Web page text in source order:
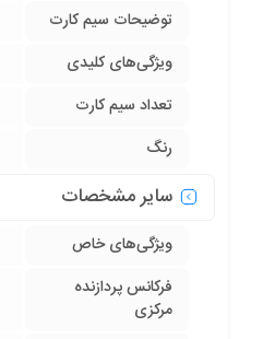
توضیحات سیم کارت
ویژگی‌های کلیدی
تعداد سیم کارت
رنگ
سایر مشخصات
ویژگی‌های خاص
فرکانس پردازنده‌
مرکزی